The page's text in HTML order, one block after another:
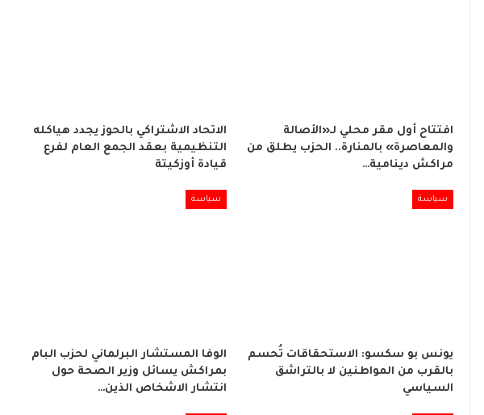
افتتاح أول مقر محلي لـ«الأصالة
والمعاصرة» بالمنارة.. الحزب يطلق من
مراكش دينامية…
الاتحاد الاشتراكي بالحوز يجدد هياكله
التنظيمية بعقد الجمع العام لفرع
قيادة أوزكيتة
سياسة
يونس بو سكسو: الاستحقاقات تُحسم
بالقرب من المواطنين لا بالتراشق
السياسي
سياسة
الوفا المستشار البرلماني لحزب البام
بمراكش يسائل وزير الصحة حول
انتشار الاشخاص الذين…